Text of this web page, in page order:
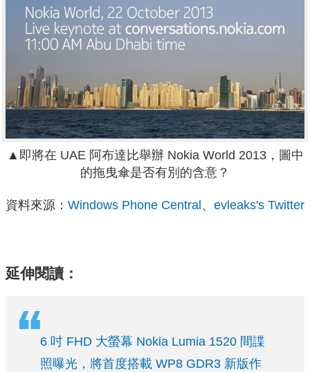
▲即將在 UAE 阿布達比舉辦 Nokia World 2013，圖中
的拖曳傘是否有別的含意？
資料來源： Windows Phone Central、 evleaks's Twitter
延伸閱讀：
6 吋 FHD 大螢幕 Nokia Lumia 1520 間諜
照曝光，將首度搭載 WP8 GDR3 新版作